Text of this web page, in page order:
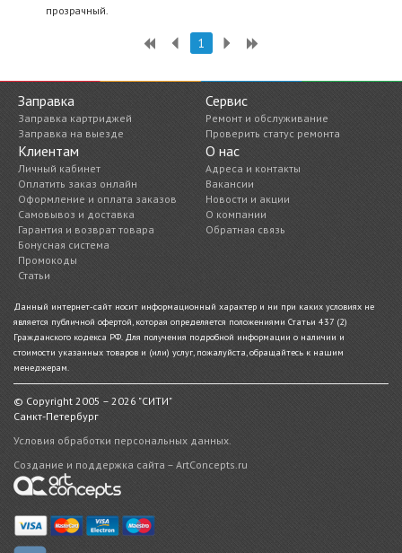
прозрачный.
1
Заправка
Заправка картриджей
Заправка на выезде
Сервис
Ремонт и обслуживание
Проверить статус ремонта
Клиентам
Личный кабинет
Оплатить заказ онлайн
Оформление и оплата заказов
Самовывоз и доставка
Гарантия и возврат товара
Бонусная система
Промокоды
Статьи
О нас
Адреса и контакты
Вакансии
Новости и акции
О компании
Обратная связь
Данный интернет-сайт носит информационный характер и ни при каких условиях не
является публичной офертой, которая определяется положениями Статьи 437 (2)
Гражданского кодекса РФ. Для получения подробной информации о наличии и
стоимости указанных товаров и (или) услуг, пожалуйста, обращайтесь к нашим
менеджерам.
© Copyright 2005 – 2026 "СИТИ"
Санкт-Петербург
Условия обработки персональных данных.
Создание и поддержка сайта – ArtConcepts.ru